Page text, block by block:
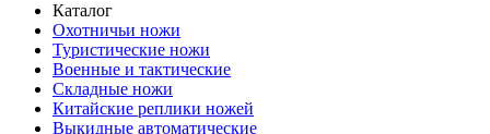
Каталог
Охотничьи ножи
Туристические ножи
Военные и тактические
Складные ножи
Китайские реплики ножей
Выкидные автоматические